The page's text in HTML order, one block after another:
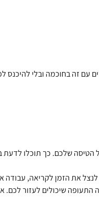
עם זה בחוכמה ובלי
שלכם. כך תוכלו לדעת
את הזמן לקריאה, עבודה
התעופה שיכולים לעזור